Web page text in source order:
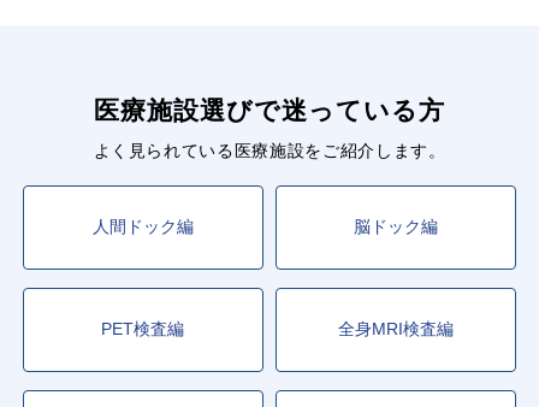
医療施設選びで迷っている方
よく見られている医療施設をご紹介します。
人間ドック編 脳ドック編
PET検査編 全身MRI検査編